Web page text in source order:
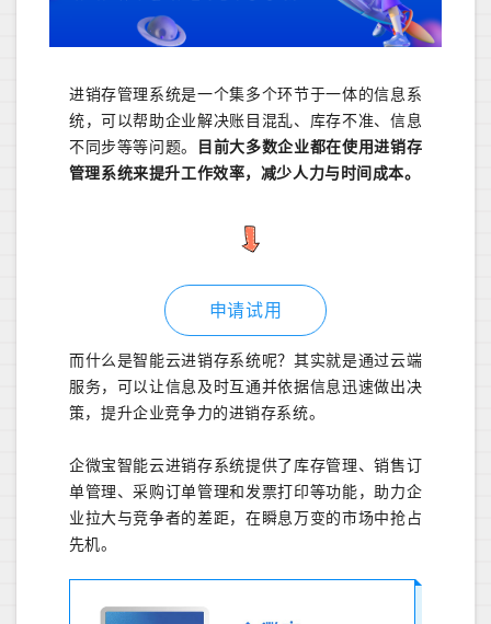
进销存管理系统是一个集多个环节于一体的信息系
统，可以帮助企业解决账目混乱、库存不准、信息
不同步等等问题。
目前大多数企业都在使用进销存
管理系统来提升工作效率，减少人力与时间成本。
申请试用
而什么是智能云进销存系统呢？其实就是通过云端
服务，可以让信息及时互通并依据信息迅速做出决
策，提升企业竞争力的进销存系统。
企微宝智能云进销存系统提供了库存管理、销售订
单管理、采购订单管理和发票打印等功能，助力企
业拉大与竞争者的差距，在瞬息万变的市场中抢占
先机。